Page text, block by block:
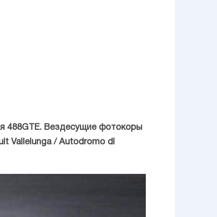
488GTE. Вездесущие фотокоры
Vallelunga / Autodromo di